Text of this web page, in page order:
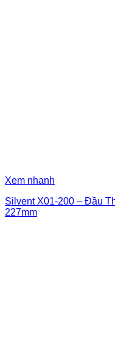
Xem nhanh
Silvent X01-200 – Đầu
227mm